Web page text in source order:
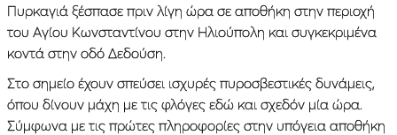
Πυρκαγιά ξέσπασε πριν λίγη ώρα σε αποθήκη στην περιοχή
του Αγίου Κωνσταντίνου στην Ηλιούπολη και συγκεκριμένα
κοντά στην οδό Δεδούση.
Στο σημείο έχουν σπεύσει ισχυρές πυροσβεστικές δυνάμεις,
όπου δίνουν μάχη με τις φλόγες εδώ και σχεδόν μία ώρα.
Σύμφωνα με τις πρώτες πληροφορίες στην υπόγεια αποθήκη